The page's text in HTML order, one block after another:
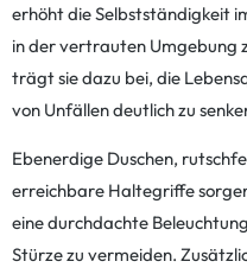
erhöht die Selbstständigkeit
in der vertrauten Umgebung
trägt sie dazu bei, die
von Unfällen deutlich zu
Ebenerdige Duschen,
erreichbare Haltegriffe
eine durchdachte
Stürze zu vermeiden.